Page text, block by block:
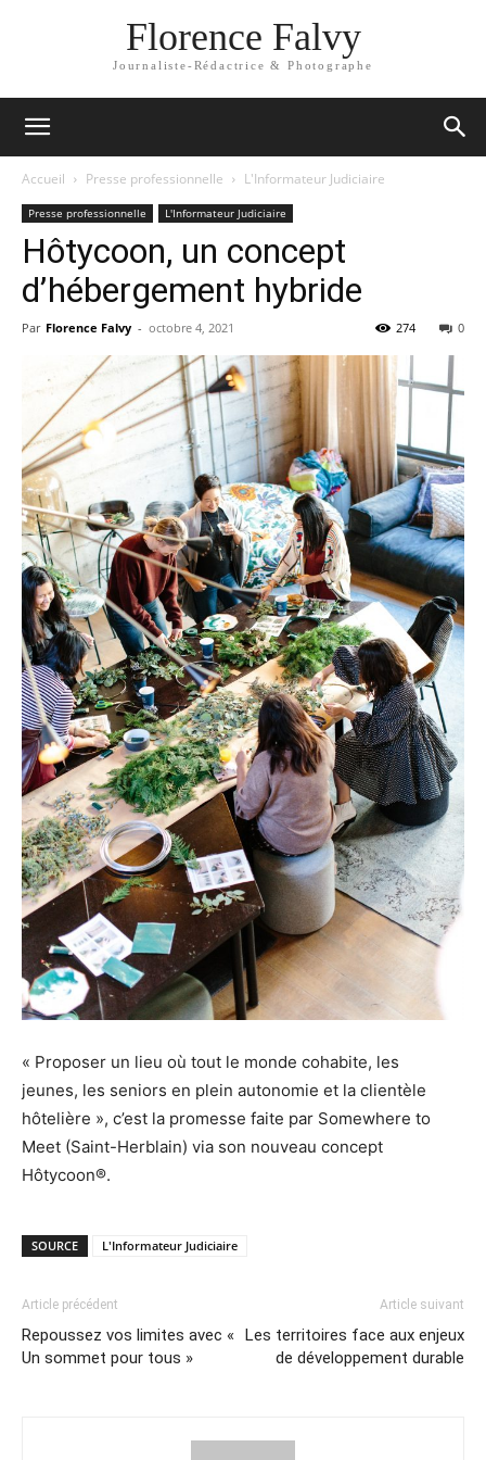
Florence Falvy
Journaliste-Rédactrice & Photographe
Accueil Presse professionnelle L'Informateur Judiciaire
Presse professionnelle L'Informateur Judiciaire
Hôtycoon, un concept
d’hébergement hybride
Par Florence Falvy - octobre 4, 2021 0
274
« Proposer un lieu où tout le monde cohabite, les
jeunes, les seniors en plein autonomie et la clientèle
hôtelière », c’est la promesse faite par Somewhere to
Meet (Saint-Herblain) via son nouveau concept
Hôtycoon®.
SOURCE L'Informateur Judiciaire
Article précédent
Repoussez vos limites avec «
Un sommet pour tous »
Article suivant
Les territoires face aux enjeux
de développement durable